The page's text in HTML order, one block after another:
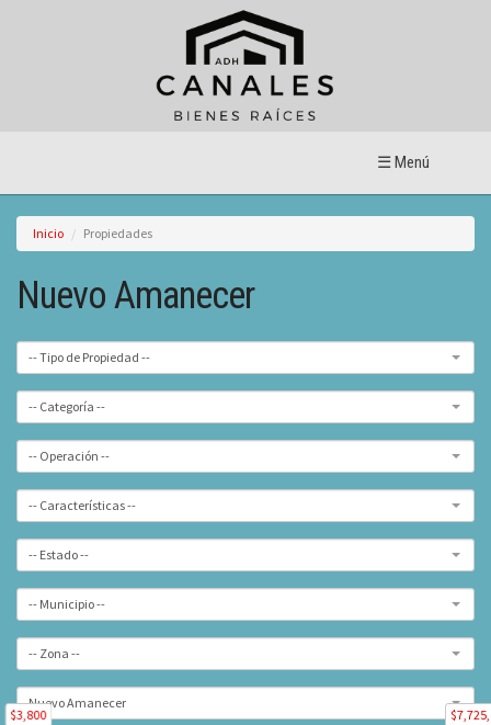
☰ Menú
Inicio Propiedades
Nuevo Amanecer
-- Tipo de Propiedad --
-- Categoría --
-- Operación --
-- Características --
-- Estado --
-- Municipio --
-- Zona --
Nuevo Amanecer
$3,800